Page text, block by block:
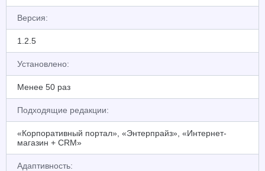
Версия:
1.2.5
Установлено:
Менее 50 раз
Подходящие редакции:
«Корпоративный портал», «Энтерпрайз», «Интернет-
магазин + CRM»
Адаптивность: